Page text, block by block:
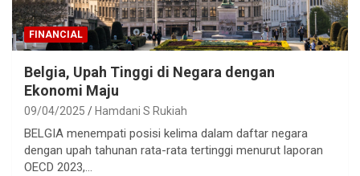
FINANCIAL
Belgia, Upah Tinggi di Negara dengan
Ekonomi Maju
09/04/2025 Hamdani S Rukiah
BELGIA menempati posisi kelima dalam daftar negara
dengan upah tahunan rata-rata tertinggi menurut laporan
OECD 2023,…